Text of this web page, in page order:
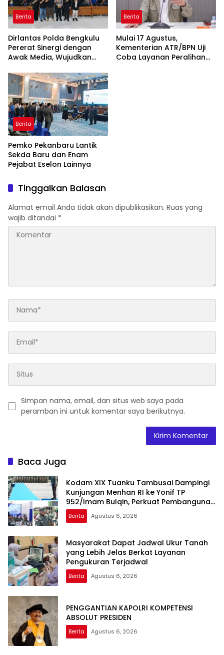
Berita
Dirlantas Polda Bengkulu
Pererat Sinergi dengan
Awak Media, Wujudkan
dan Berkualitas
Berita
Mulai 17 Agustus,
Kementerian ATR/BPN Uji
Coba Layanan Peralihan
Berita
Pemko Pekanbaru Lantik
Sekda Baru dan Enam
Pejabat Eselon Lainnya
Tinggalkan Balasan
Alamat email Anda tidak akan dipublikasikan. Ruas yang
wajib ditandai *
Simpan nama, email, dan situs web saya pada
peramban ini untuk komentar saya berikutnya.
Baca Juga
Kodam XIX Tuanku Tambusai Dampingi
Kunjungan Menhan RI ke Yonif TP
952/Imam Bulqin, Perkuat Pembangunan
Satuan
Berita Agustus 6, 2026
Masyarakat Dapat Jadwal Ukur Tanah
yang Lebih Jelas Berkat Layanan
Pengukuran Terjadwal
Berita Agustus 6, 2026
PENGGANTIAN KAPOLRI KOMPETENSI
ABSOLUT PRESIDEN
Berita Agustus 6, 2026